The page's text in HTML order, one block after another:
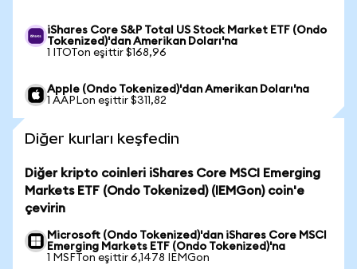
iShares Core S&P Total US Stock Market ETF (Ondo
Tokenized)'dan Amerikan Doları'na
1 ITOTon eşittir $168,96
Apple (Ondo Tokenized)'dan Amerikan Doları'na
1 AAPLon eşittir $311,82
Diğer kurları keşfedin
Diğer kripto coinleri iShares Core MSCI Emerging
Markets ETF (Ondo Tokenized) (IEMGon) coin'e
çevirin
Microsoft (Ondo Tokenized)'dan iShares Core MSCI
Emerging Markets ETF (Ondo Tokenized)'na
1 MSFTon eşittir 6,1478 IEMGon